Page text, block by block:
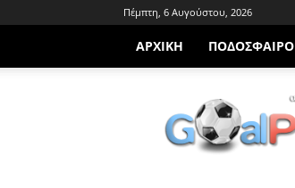
Πέμπτη, 6 Αυγούστου, 2026
ΑΡΧΙΚΗ ΠΟΔΌΣΦΑΙΡΟ
Goalpost.gr